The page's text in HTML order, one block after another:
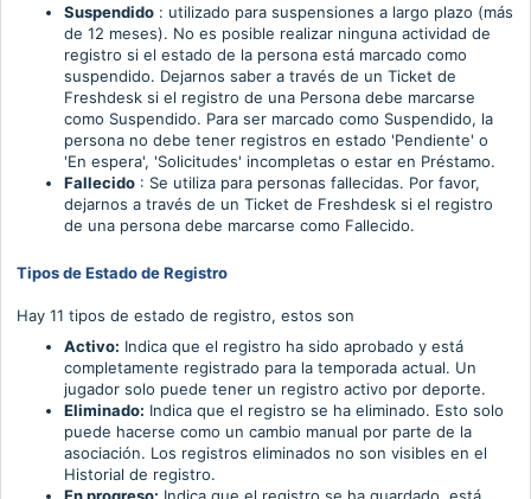
Suspendido : utilizado para suspensiones a largo plazo (más
de 12 meses). No es posible realizar ninguna actividad de
registro si el estado de la persona está marcado como
suspendido. Dejarnos saber a través de un Ticket de
Freshdesk si el registro de una Persona debe marcarse
como Suspendido. Para ser marcado como Suspendido, la
persona no debe tener registros en estado 'Pendiente' o
'En espera', 'Solicitudes' incompletas o estar en Préstamo.
Fallecido : Se utiliza para personas fallecidas. Por favor,
dejarnos a través de un Ticket de Freshdesk si el registro
de una persona debe marcarse como Fallecido.
Tipos de Estado de Registro
Hay 11 tipos de estado de registro, estos son
Activo: Indica que el registro ha sido aprobado y está
completamente registrado para la temporada actual. Un
jugador solo puede tener un registro activo por deporte.
Eliminado: Indica que el registro se ha eliminado. Esto solo
puede hacerse como un cambio manual por parte de la
asociación. Los registros eliminados no son visibles en el
Historial de registro.
En progreso: Indica que el registro se ha guardado, está